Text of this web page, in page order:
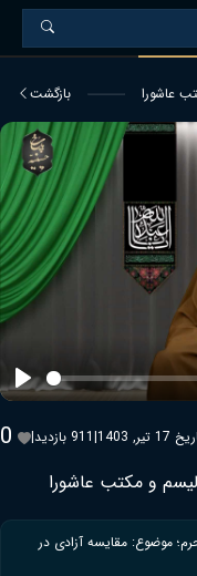
عاشورا بازگشت
Play
0 | 911 بازدید| 1403
و مکتب عاشورا
موضوع: مقایسه آزادی در